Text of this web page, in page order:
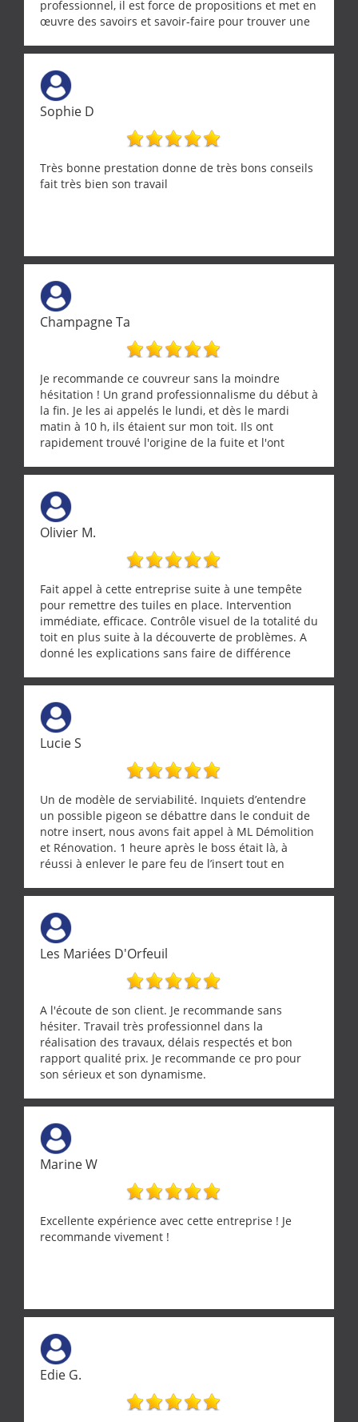
professionnel, il est force de propositions et met en
œuvre des savoirs et savoir-faire pour trouver une
demande de l écoute et de la considération, ce qui
ne se trouve que chez les pationnés de leur métier.
Merci a ce monsieur pour sa disponibilité
Sophie D
Très bonne prestation donne de très bons conseils
fait très bien son travail
Champagne Ta
Je recommande ce couvreur sans la moindre
hésitation ! Un grand professionnalisme du début à
la fin. Je les ai appelés le lundi, et dès le mardi
matin à 10 h, ils étaient sur mon toit. Ils ont
rapidement trouvé l'origine de la fuite et l'ont
Une équipe sérieuse, réactive et compétente. C'est
vraiment rassurant de pouvoir compter sur des
artisans aussi professionnels. Merci encore !
Olivier M.
Fait appel à cette entreprise suite à une tempête
pour remettre des tuiles en place. Intervention
immédiate, efficace. Contrôle visuel de la totalité du
toit en plus suite à la découverte de problèmes. A
donné les explications sans faire de différence
Lucie S
Un de modèle de serviabilité. Inquiets d’entendre
un possible pigeon se débattre dans le conduit de
notre insert, nous avons fait appel à ML Démolition
et Rénovation. 1 heure après le boss était là, à
réussi à enlever le pare feu de l’insert tout en
tourterelle et s’est ensuite patiemment occupé de
l’oiseau jusqu’à ce qu’il reprenne ses esprits et
puisse s’envoler. Après quoi il a procédé au
ramonage de notre insert avec dextérité et une
grande propreté, nous gratifiant également de
nombreux conseils concernant d’autres sujets. Un
entrepreneur comme on souhaite en rencontrer.
Encore un grand merci à lui.
Les Mariées D'Orfeuil
A l'écoute de son client. Je recommande sans
hésiter. Travail très professionnel dans la
réalisation des travaux, délais respectés et bon
rapport qualité prix. Je recommande ce pro pour
son sérieux et son dynamisme.
Marine W
Excellente expérience avec cette entreprise ! Je
recommande vivement !
Edie G.